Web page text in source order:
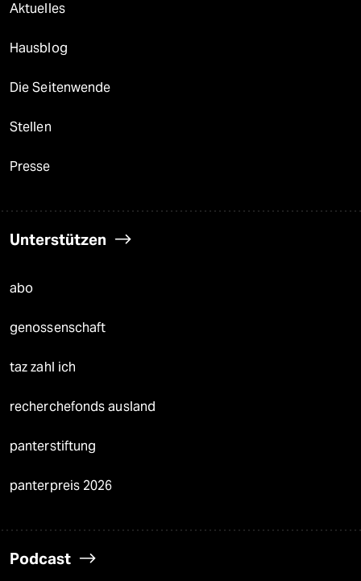
Aktuelles
Hausblog
Die Seitenwende
Stellen
Presse
Unterstützen
abo
genossenschaft
taz zahl ich
recherchefonds ausland
panterstiftung
panterpreis 2026
Podcast